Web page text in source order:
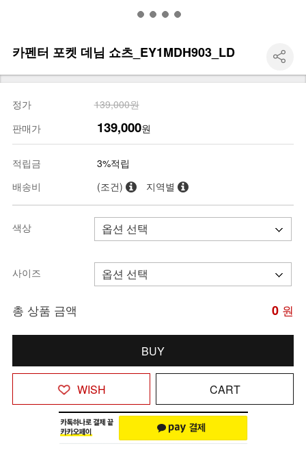
카펜터 포켓 데님 쇼츠_EY1MDH903_LD
정가
139,000원
판매가
139,000원
적립금
3%적립
배송비
(조건) 지역별
색상
사이즈
총 상품 금액 0 원
BUY
WISH CART